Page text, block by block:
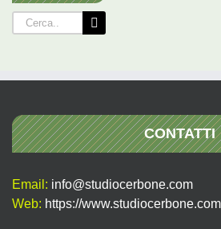
Cerca
per:
CONTATTI
Email: info@studiocerbone.com
Web: https://www.studiocerbone.com